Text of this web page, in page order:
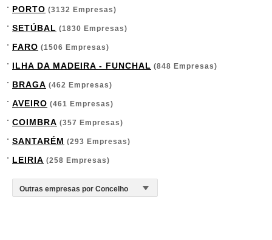
PORTO (3132 Empresas)
SETÚBAL (1830 Empresas)
FARO (1506 Empresas)
ILHA DA MADEIRA - FUNCHAL (848 Empresas)
BRAGA (462 Empresas)
AVEIRO (461 Empresas)
COIMBRA (357 Empresas)
SANTARÉM (293 Empresas)
LEIRIA (258 Empresas)